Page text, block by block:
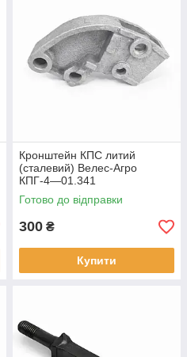
Кронштейн КПС литий
(сталевий) Велес-Агро
КПГ-4―01.341
Готово до відправки
300 ₴
Купити